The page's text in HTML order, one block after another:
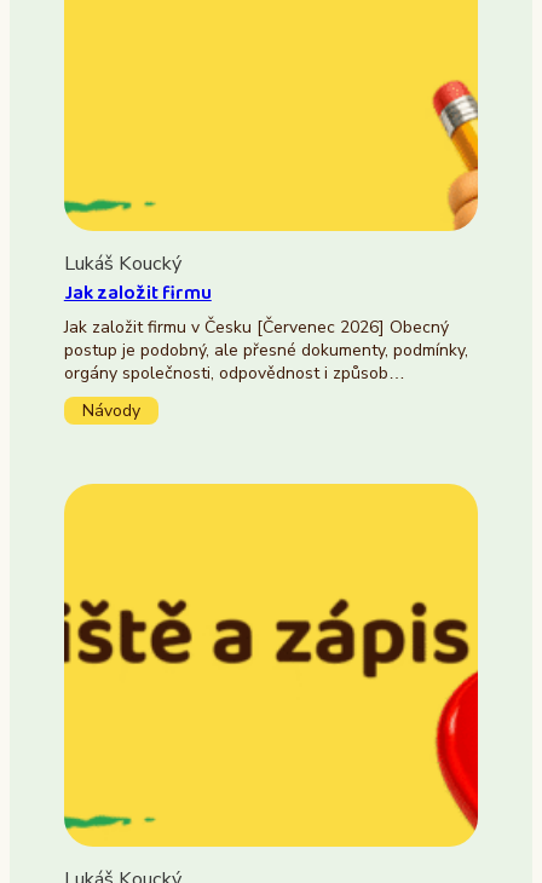
Lukáš Koucký
Jak založit firmu
Jak založit firmu v Česku [Červenec 2026] Obecný
postup je podobný, ale přesné dokumenty, podmínky,
orgány společnosti, odpovědnost i způsob…
Návody